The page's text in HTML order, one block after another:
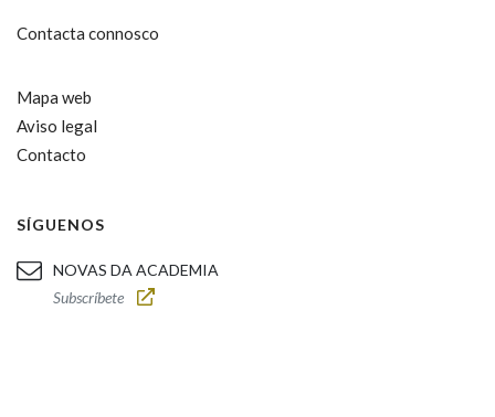
Contacta connosco
Mapa web
Aviso legal
Contacto
SÍGUENOS
NOVAS DA ACADEMIA
Subscríbete